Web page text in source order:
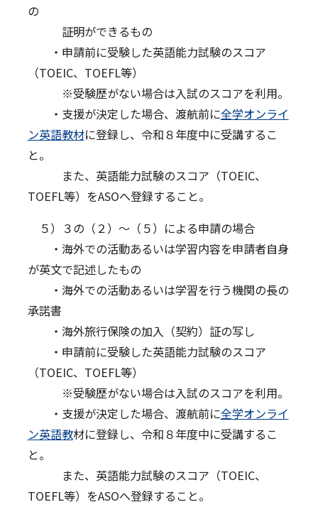
の
証明ができるもの
・申請前に受験した英語能力試験のスコア
（TOEIC、TOEFL等）
※受験歴がない場合は入試のスコアを利用。
・支援が決定した場合、渡航前に全学オンライ
ン英語教材に登録し、令和８年度中に受講するこ
と。
また、英語能力試験のスコア（TOEIC、
TOEFL等）をASOへ登録すること。
５）３の（２）～（５）による申請の場合
・海外での活動あるいは学習内容を申請者自身
が英文で記述したもの
・海外での活動あるいは学習を行う機関の長の
承諾書
・海外旅行保険の加入（契約）証の写し
・申請前に受験した英語能力試験のスコア
（TOEIC、TOEFL等）
※受験歴がない場合は入試のスコアを利用。
・支援が決定した場合、渡航前に全学オンライ
ン英語教材に登録し、令和８年度中に受講するこ
と。
また、英語能力試験のスコア（TOEIC、
TOEFL等）をASOへ登録すること。